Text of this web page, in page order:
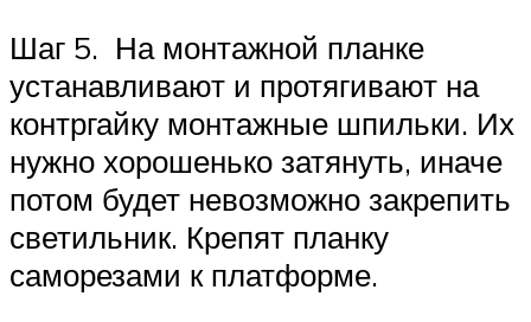
Шаг 5. На монтажной планке
устанавливают и протягивают на
контргайку монтажные шпильки. Их
нужно хорошенько затянуть, иначе
потом будет невозможно закрепить
светильник. Крепят планку
саморезами к платформе.